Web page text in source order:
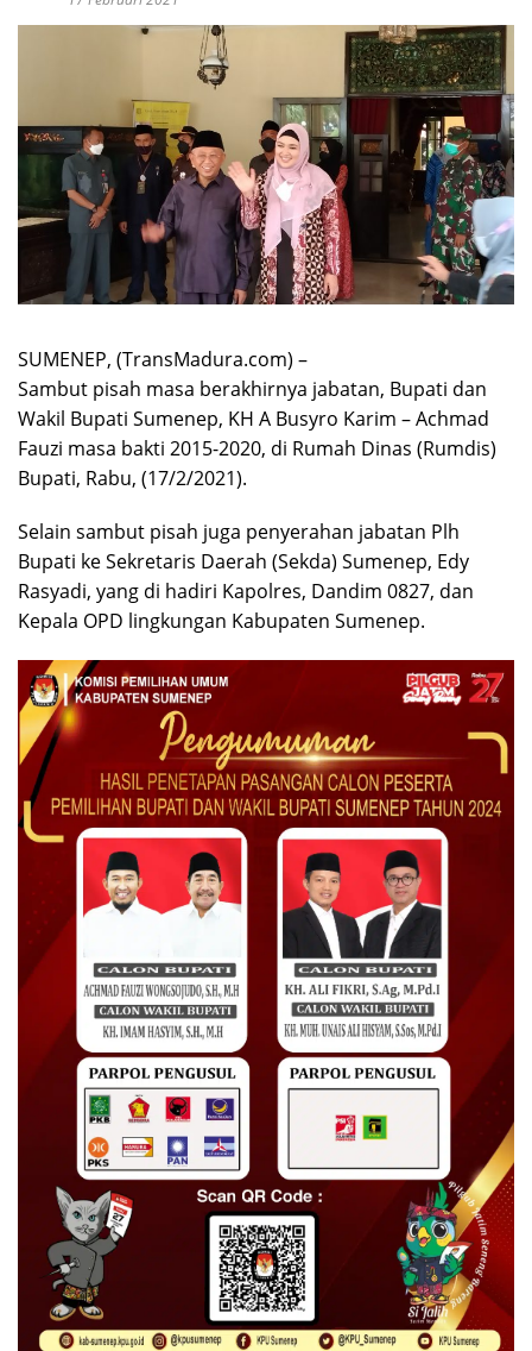
SUMENEP, (TransMadura.com) –
Sambut pisah masa berakhirnya jabatan, Bupati dan
Wakil Bupati Sumenep, KH A Busyro Karim – Achmad
Fauzi masa bakti 2015-2020, di Rumah Dinas (Rumdis)
Bupati, Rabu, (17/2/2021).
Selain sambut pisah juga penyerahan jabatan Plh
Bupati ke Sekretaris Daerah (Sekda) Sumenep, Edy
Rasyadi, yang di hadiri Kapolres, Dandim 0827, dan
Kepala OPD lingkungan Kabupaten Sumenep.